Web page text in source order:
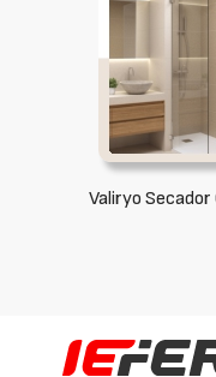
Valiryo